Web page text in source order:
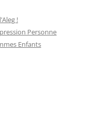
!
Personne
Enfants